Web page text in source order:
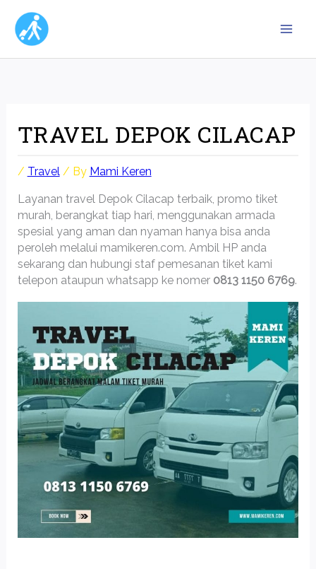
content
TRAVEL DEPOK CILACAP
/ Travel/ By Mami Keren
Layanan travel Depok Cilacap terbaik, promo tiket
murah, berangkat tiap hari, menggunakan armada
spesial yang aman dan nyaman hanya bisa anda
peroleh melalui mamikeren.com. Ambil HP anda
sekarang dan hubungi staf pemesanan tiket kami
telepon ataupun whatsapp ke nomer 0813 1150 6769.